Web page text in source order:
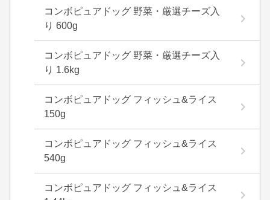
コンボピュアドッグ 野菜・厳選チーズ入
り 600g
コンボピュアドッグ 野菜・厳選チーズ入
り 1.6kg
コンボピュアドッグ フィッシュ&ライス
150g
コンボピュアドッグ フィッシュ&ライス
540g
コンボピュアドッグ フィッシュ&ライス